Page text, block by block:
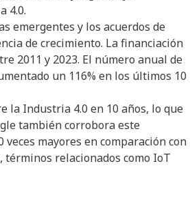
4.0.
emergentes y los acuerdos de
de crecimiento. La financiación
2011 y 2023. El número anual de
un 116% en los últimos 10
la Industria 4.0 en 10 años, lo que
también corrobora este
mayores en comparación con
términos relacionados como IoT